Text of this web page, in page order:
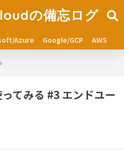
の備忘ログ
Azure Google/GCP AWS
てみる #3 エンドユー